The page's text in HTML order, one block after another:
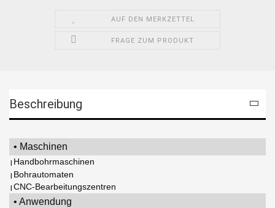
AUF DEN MERKZETTEL
FRAGE ZUM PRODUKT
Beschreibung
• Maschinen
| Handbohrmaschinen
| Bohrautomaten
| CNC-Bearbeitungszentren
• Anwendung